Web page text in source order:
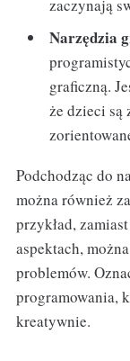
zaczynają
Narzędzia
graficzną.
że dzieci
Podchodząc do
można również
przykład,
aspektach,
problemów.
programowania,
kreatywnie.